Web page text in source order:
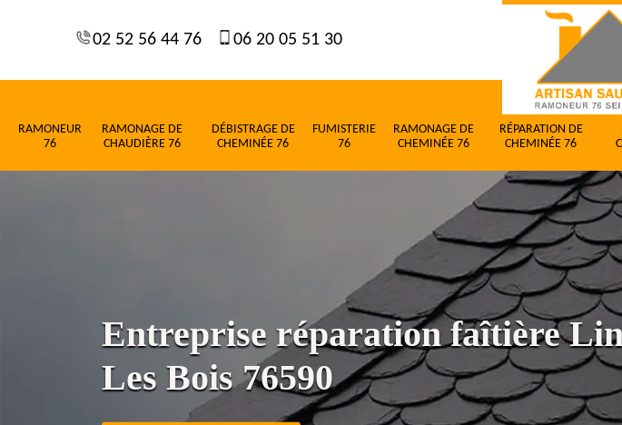
02 52 56 44 76 06 20 05 51 30
RAMONEUR
76
RAMONAGE DE
CHAUDIÈRE 76
DÉBISTRAGE DE
CHEMINÉE 76
FUMISTERIE
76
RAMONAGE DE
CHEMINÉE 76
RÉPARATION DE
CHEMINÉE 76
Entreprise réparation faîtière
Les Bois 76590